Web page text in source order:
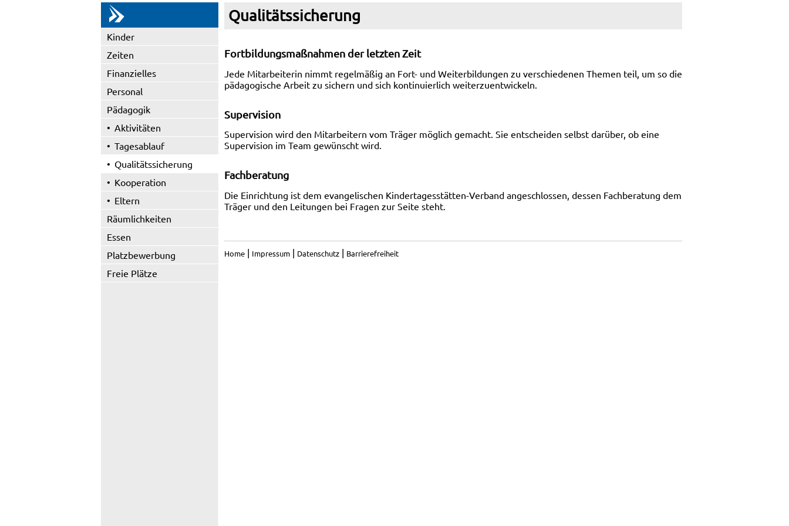
Kinder
Zeiten
Finanzielles
Personal
Pädagogik
Aktivitäten
Tagesablauf
Qualitätssicherung
Kooperation
Eltern
Räumlichkeiten
Essen
Platzbewerbung
Freie Plätze
Qualitätssicherung
Fortbildungsmaßnahmen der letzten Zeit
Jede Mitarbeiterin nimmt regelmäßig an Fort- und Weiterbildungen zu verschiedenen Themen teil, um so die
pädagogische Arbeit zu sichern und sich kontinuierlich weiterzuentwickeln.
Supervision
Supervision wird den Mitarbeitern vom Träger möglich gemacht. Sie entscheiden selbst darüber, ob eine
Supervision im Team gewünscht wird.
Fachberatung
Die Einrichtung ist dem evangelischen Kindertagesstätten-Verband angeschlossen, dessen Fachberatung dem
Träger und den Leitungen bei Fragen zur Seite steht.
Home | Impressum | Datenschutz | Barrierefreiheit